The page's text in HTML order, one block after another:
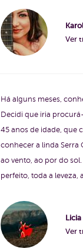
Ver
Há alguns meses,
Decidi que iria
45 anos de idade, que
conhecer a linda Serra
ao vento, ao por do
perfeito, toda a leveza,
Ver